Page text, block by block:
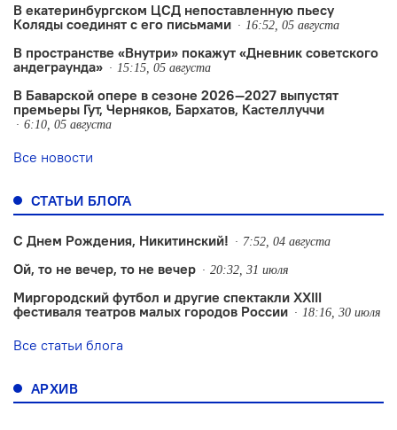
В екатеринбургском ЦСД непоставленную пьесу
Коляды соединят с его письмами
16:52, 05 августа
В пространстве «Внутри» покажут «Дневник советского
андеграунда»
15:15, 05 августа
В Баварской опере в сезоне 2026—2027 выпустят
премьеры Гут, Черняков, Бархатов, Кастеллуччи
6:10, 05 августа
Все новости
СТАТЬИ БЛОГА
С Днем Рождения, Никитинский! 7:52, 04 августа
Ой, то не вечер, то не вечер 20:32, 31 июля
Миргородский футбол и другие спектакли XXIII
фестиваля театров малых городов России
18:16, 30 июля
Все статьи блога
АРХИВ